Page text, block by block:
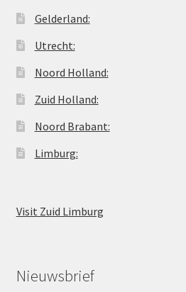
Gelderland:
Utrecht:
Noord Holland:
Zuid Holland:
Noord Brabant:
Limburg:
Visit Zuid Limburg
Nieuwsbrief